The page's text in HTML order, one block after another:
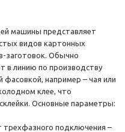
машины представляет
видов картонных
заготовок. Обычно
в линию по производству
фасовкой, например – чая или
клее, что
Основные параметры:
трехфазного подключения –